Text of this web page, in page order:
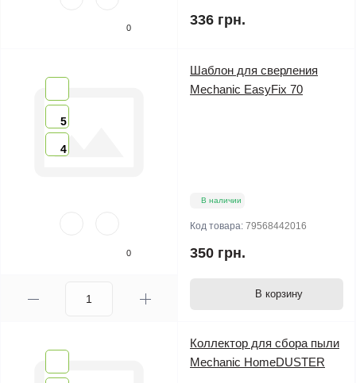
0 336 грн.
5
4
0
Шаблон для сверления
Mechanic EasyFix 70
В наличии
Код товара: 79568442016
350 грн.
В корзину
Коллектор для сбора пыли
Mechanic HomeDUSTER